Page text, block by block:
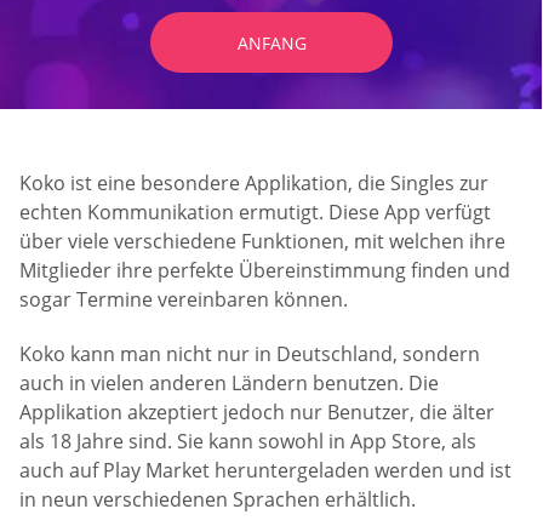
ANFANG
Koko ist eine besondere Applikation, die Singles zur
echten Kommunikation ermutigt. Diese App verfügt
über viele verschiedene Funktionen, mit welchen ihre
Mitglieder ihre perfekte Übereinstimmung finden und
sogar Termine vereinbaren können.
Koko kann man nicht nur in Deutschland, sondern
auch in vielen anderen Ländern benutzen. Die
Applikation akzeptiert jedoch nur Benutzer, die älter
als 18 Jahre sind. Sie kann sowohl in App Store, als
auch auf Play Market heruntergeladen werden und ist
in neun verschiedenen Sprachen erhältlich.